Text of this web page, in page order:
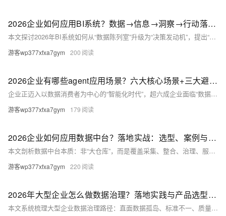
2026企业如何应用BI系统？数据→信息→洞察→行动落地指南
本文探讨2026年BI系统如何从“数据陈列室”升级为“决策发动机”，提出“数据→信息→洞察→行动”全链路方法论，结合瓴羊Quick BI实践，涵盖智能集成、AI问数、敏捷可视化及业务嵌入式决策，并提供真实案例与避坑指南。（239字）
游客wp377xfxa7gym 200
2026企业有哪些agent应用场景？六大核心场景+三大避坑指南
企业正迈入以数据消费者为中心的“智能化时代”，超六成企业面临“数据有余、洞察不足”困境。数据分析Agent通过“获取-分析-策略-报告”全流程自动化，提供智能问数、自动报告、归因诊断、报表搭建、知识问答、决策推演六大场景，助力企业从“人找数”迈向“数找人”，释放全员数据生产力。（239字）
游客wp377xfxa7gym 179
2026企业如何应用数据中台？落地实战：选型、案例与避坑指南
本文剖析数据中台本质：非“大仓库”，而是覆盖采集、整合、治理、服务的全链路数据服务体系。结合阿里OneData方法论与瓴羊Dataphin实践，详解其破解数据孤岛、实时分析、治理缺失三大痛点的价值，梳理零售、金融、制造等行业落地案例，并提供选型指南与避坑原则，助力企业实现数据驱动增长。（239字）
游客wp377xfxa7gym 220
2026年大型企业怎么做数据治理？落地实践与产品选型指南
本文系统梳理大型企业数据治理路径：直面数据孤岛、标准不一、质量参差、安全合规四大挑战，提出“顶层设计—标准建设—技术赋能—长效运营”四步法，并结合瓴羊Dataphin在零售、制造、金融等20+行业的EB级实践，提供可落地的治理框架与选型指南。（239字）